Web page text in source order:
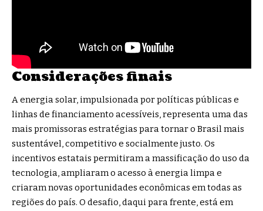
Considerações finais
A energia solar, impulsionada por políticas públicas e
linhas de financiamento acessíveis, representa uma das
mais promissoras estratégias para tornar o Brasil mais
sustentável, competitivo e socialmente justo. Os
incentivos estatais permitiram a massificação do uso da
tecnologia, ampliaram o acesso à energia limpa e
criaram novas oportunidades econômicas em todas as
regiões do país. O desafio, daqui para frente, está em